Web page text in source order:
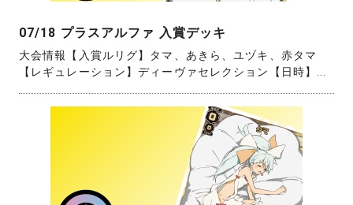
07/18 プラスアルファ 入賞デッキ
大会情報【入賞ルリグ】タマ、あきら、ユヅキ、赤タマ
【レギュレーション】ディーヴァセレクション【日時】...